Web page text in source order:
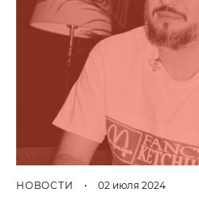
НОВОСТИ • 02 июля 2024